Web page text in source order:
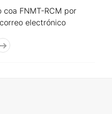
coa FNMT-RCM por
electrónico